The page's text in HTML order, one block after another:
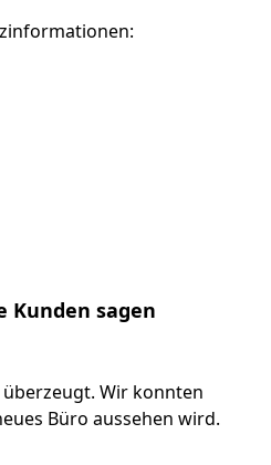
Kunden sagen
Wir konnten
Büro aussehen wird.